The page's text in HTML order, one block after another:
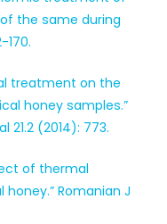
the same during
170.
treatment on the
honey samples.”
(2014): 773.
of thermal
Romanian J